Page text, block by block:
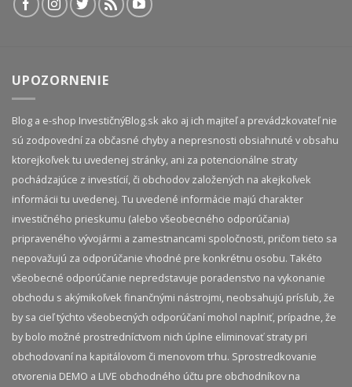
UPOZORNENIE
Blog a e-shop InvestičnýBlog.sk ako aj ich majiteľ a prevádzkovateľ nie
sú zodpovední za občasné chyby a nepresnosti obsiahnuté v obsahu
ktorejkoľvek tu uvedenej stránky, ani za potencionálne straty
pochádzajúce z investícií, či obchodov založených na akejkoľvek
informácii tu uvedenej. Tu uvedené informácie majú charakter
investičného prieskumu (alebo všeobecného odporúčania)
pripraveného vývojármi a zamestnancami spoločnosti, pričom tieto sa
nepovažujú za odporúčanie vhodné pre konkrétnu osobu. Takéto
všeobecné odporúčanie nepredstavuje poradenstvo na vykonanie
obchodu s akýmikoľvek finančnými nástrojmi, neobsahujú prísľub, že
by sa cieľ týchto všeobecných odporúčaní mohol naplniť, prípadne, že
by bolo možné prostredníctvom nich úplne eliminovať straty pri
obchodovaní na kapitálovom či menovom trhu. Sprostredkovanie
otvorenia DEMO a LIVE obchodného účtu pre obchodníkov na